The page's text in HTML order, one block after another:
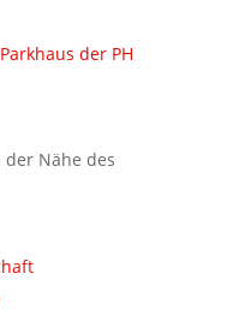
Parkhaus der PH
Nähe des